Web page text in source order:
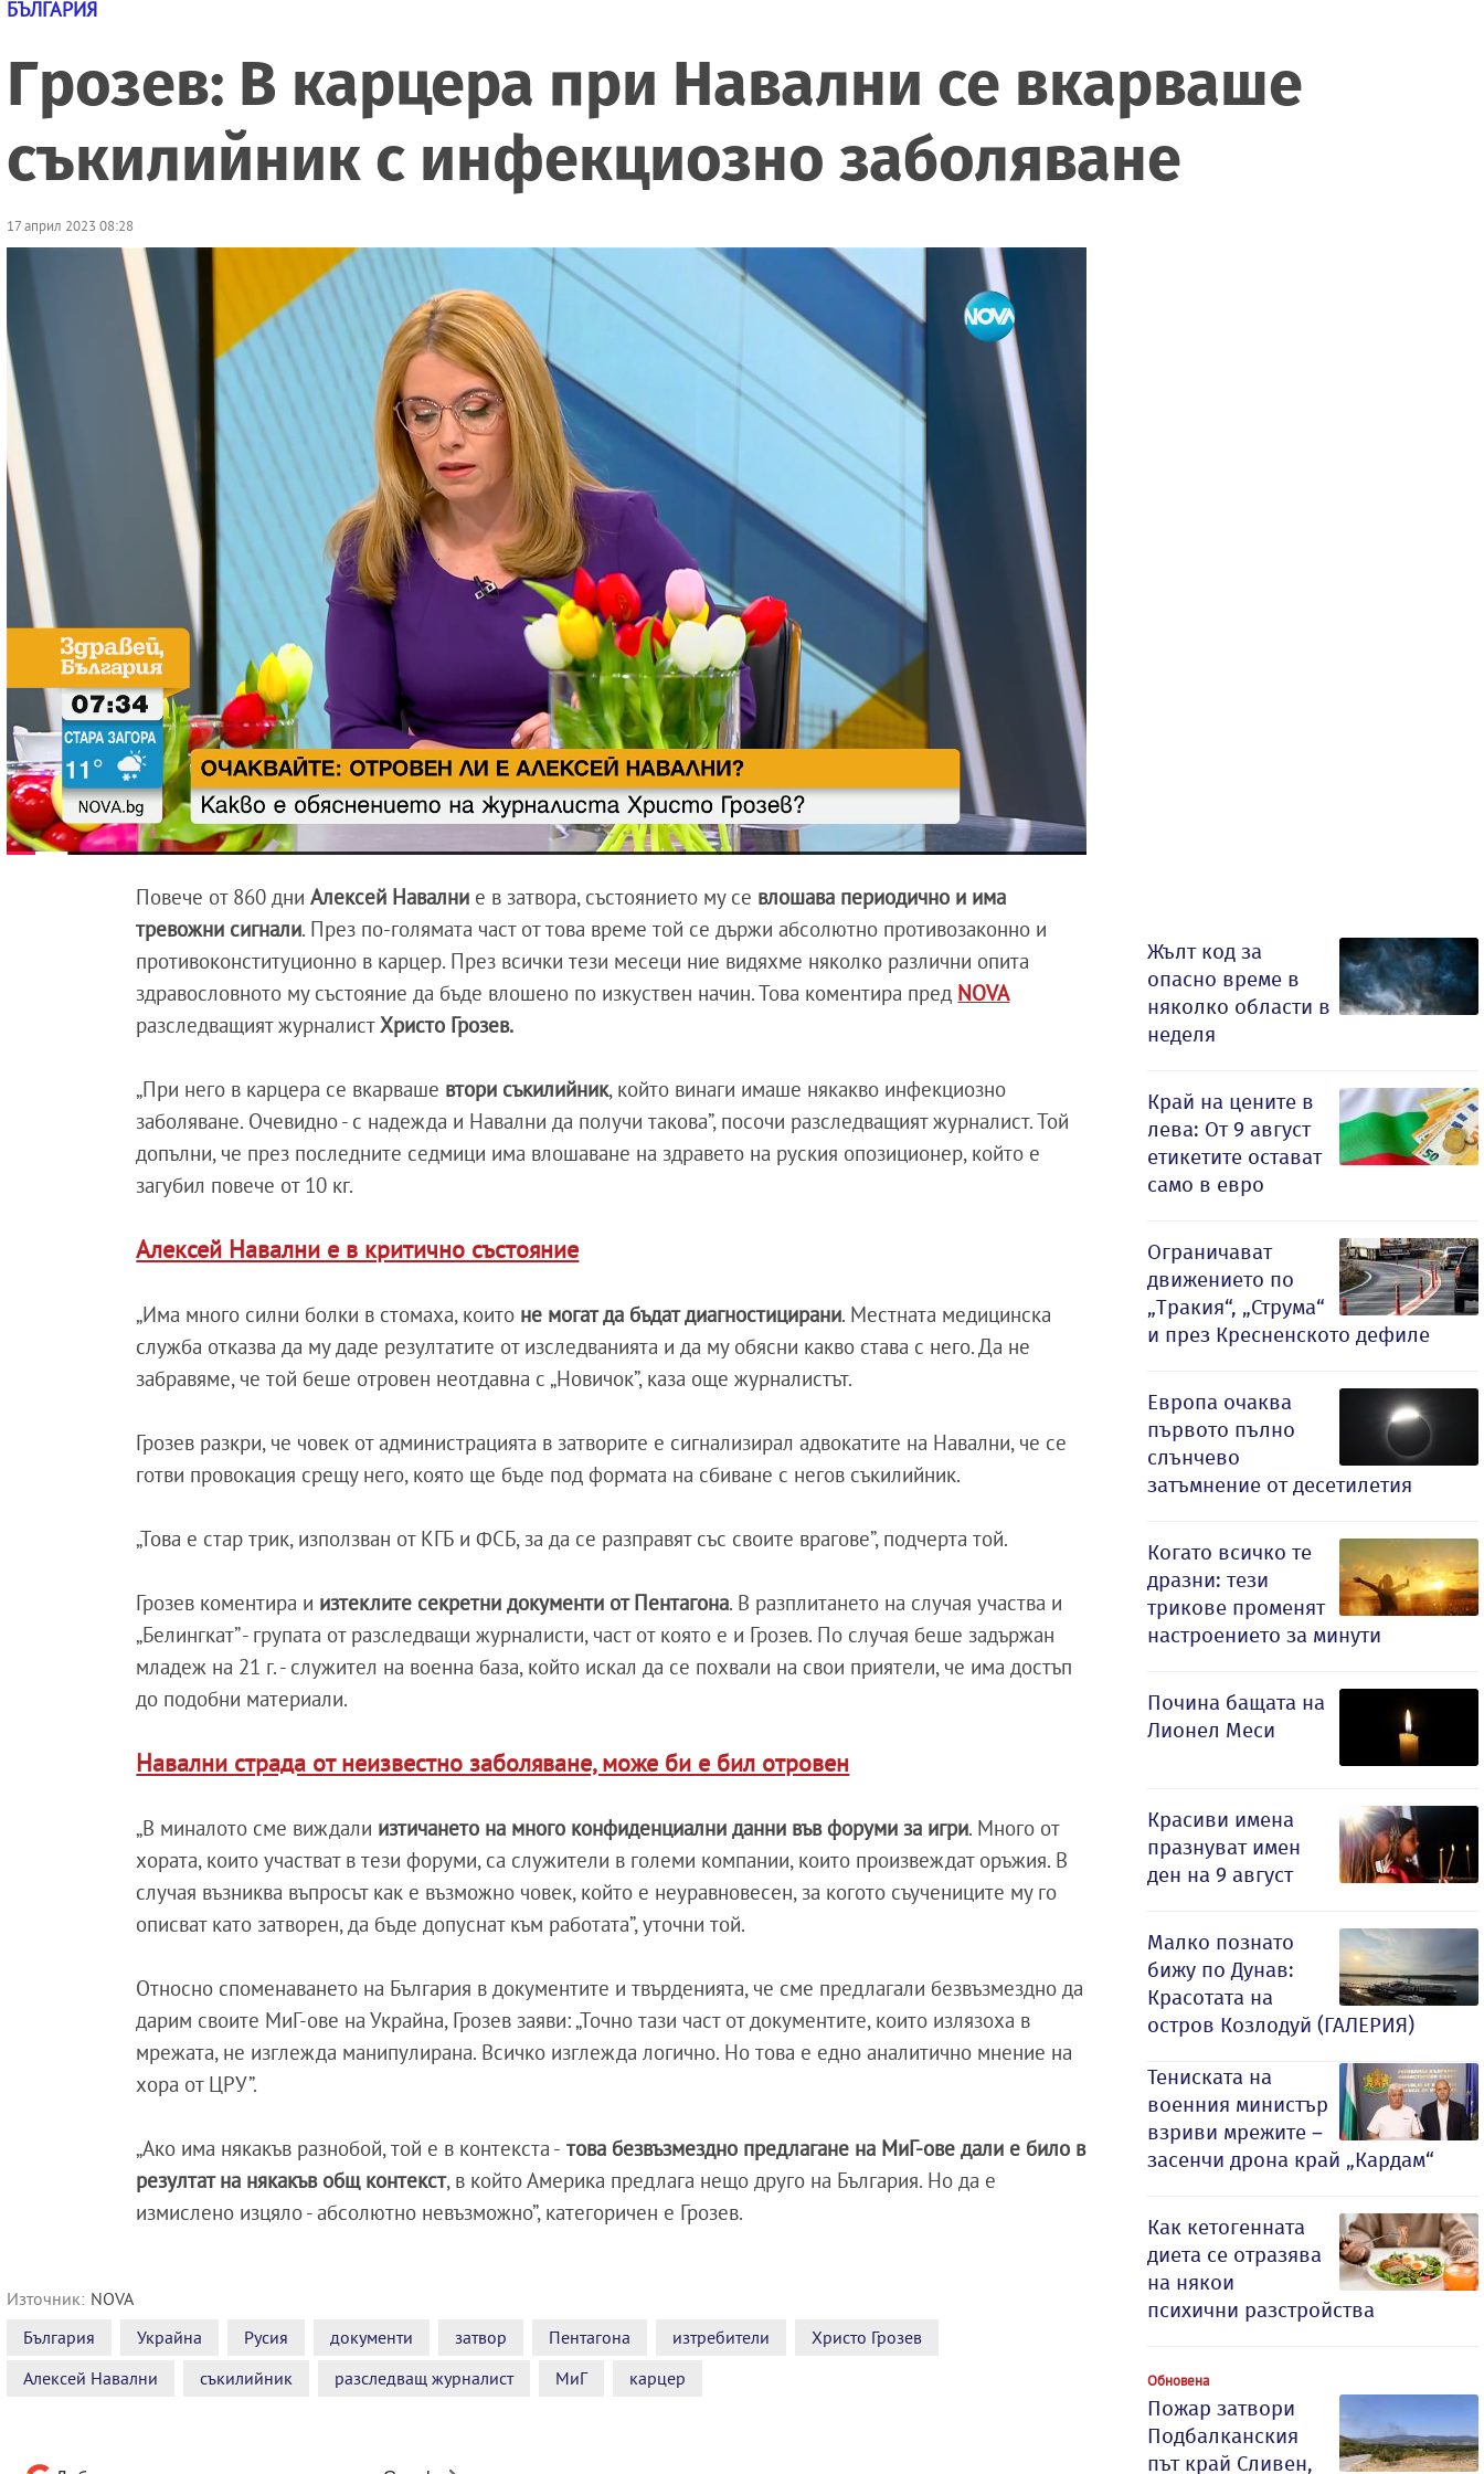
БЪЛГАРИЯ
Грозев: В карцера при Навални се вкарваше
съкилийник с инфекциозно заболяване
17 април 2023 08:28
Повече от 860 дниАлексей Навални е в затвора, състоянието му се влошава периодично и има
тревожни сигнали. През по-голямата част от това време той се държи абсолютно противозаконно и
противоконституционно в карцер. През всички тези месеци ние видяхме няколко различни опита
здравословното му състояние да бъде влошено по изкуствен начин. Това коментира пред NOVA
разследващият журналистХристо Грозев.
„При него в карцера се вкарваше втори съкилийник, който винаги имаше някакво инфекциозно
заболяване. Очевидно - с надежда и Навални да получи такова”, посочи разследващият журналист. Той
допълни, че през последните седмици има влошаване на здравето на руския опозиционер, който е
загубил повече от 10 кг.
Алексей Навални е в критично състояние
„Има много силни болки в стомаха, които не могат да бъдат диагностицирани. Местната медицинска
служба отказва да му даде резултатите от изследванията и да му обясни какво става с него. Да не
забравяме, че той беше отровен неотдавна с „Новичок”, каза още журналистът.
Грозев разкри, че човек от администрацията в затворите е сигнализирал адвокатите на Навални, че се
готви провокация срещу него, която ще бъде под формата на сбиване с негов съкилийник.
„Това е стар трик, използван от КГБ и ФСБ, за да се разправят със своите врагове”, подчерта той.
Грозев коментира и изтеклите секретни документи от Пентагона. В разплитането на случая участва и
„Белингкат” - групата от разследващи журналисти, част от която е и Грозев. По случая беше задържан
младеж на 21 г. - служител на военна база, който искал да се похвали на свои приятели, че има достъп
до подобни материали.
Навални страда от неизвестно заболяване, може би е бил отровен
„В миналото сме виждали изтичането на много конфиденциални данни във форуми за игри. Много от
хората, които участват в тези форуми, са служители в големи компании, които произвеждат оръжия. В
случая възниква въпросът как е възможно човек, който е неуравновесен, за когото съучениците му го
описват като затворен, да бъде допуснат към работата”, уточни той.
Относно споменаването на България в документите и твърденията, че сме предлагали безвъзмездно да
дарим своите МиГ-ове на Украйна, Грозев заяви: „Точно тази част от документите, които излязоха в
мрежата, не изглежда манипулирана. Всичко изглежда логично. Но това е едно аналитично мнение на
хора от ЦРУ”.
„Ако има някакъв разнобой, той е в контекста - това безвъзмездно предлагане на МиГ-ове дали е било в
резултат на някакъв общ контекст, в който Америка предлага нещо друго на България. Но да е
измислено изцяло - абсолютно невъзможно”, категоричен е Грозев.
Източник: NOVA
България
Украйна Русия документи затвор Пентагона изтребители
Христо Грозев
Алексей Навални
съкилийник разследващ журналист МиГ карцер
Жълт код за
опасно време в
няколко области в
неделя
Край на цените в
лева: От 9 август
етикетите остават
само в евро
Ограничават
движението по
„Тракия“, „Струма“
и през Кресненското дефиле
Европа очаква
първото пълно
слънчево
затъмнение от десетилетия
Когато всичко те
дразни: тези
трикове променят
настроението за минути
Почина бащата на
Лионел Меси
Красиви имена
празнуват имен
ден на 9 август
Малко познато
бижу по Дунав:
Красотата на
остров Козлодуй (ГАЛЕРИЯ)
Тениската на
военния министър
взриви мрежите –
засенчи дрона край „Кардам“
Как кетогенната
диета се отразява
на някои
психични разстройства
Обновена
Пожар затвори
Подбалканския
път край Сливен,